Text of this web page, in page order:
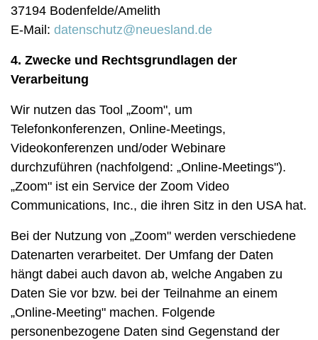
37194 Bodenfelde/Amelith
E-Mail: datenschutz@neuesland.de
4. Zwecke und Rechtsgrundlagen der
Verarbeitung
Wir nutzen das Tool „Zoom", um
Telefonkonferenzen, Online-Meetings,
Videokonferenzen und/oder Webinare
durchzuführen (nachfolgend: „Online-Meetings").
„Zoom" ist ein Service der Zoom Video
Communications, Inc., die ihren Sitz in den USA hat.
Bei der Nutzung von „Zoom" werden verschiedene
Datenarten verarbeitet. Der Umfang der Daten
hängt dabei auch davon ab, welche Angaben zu
Daten Sie vor bzw. bei der Teilnahme an einem
„Online-Meeting" machen. Folgende
personenbezogene Daten sind Gegenstand der